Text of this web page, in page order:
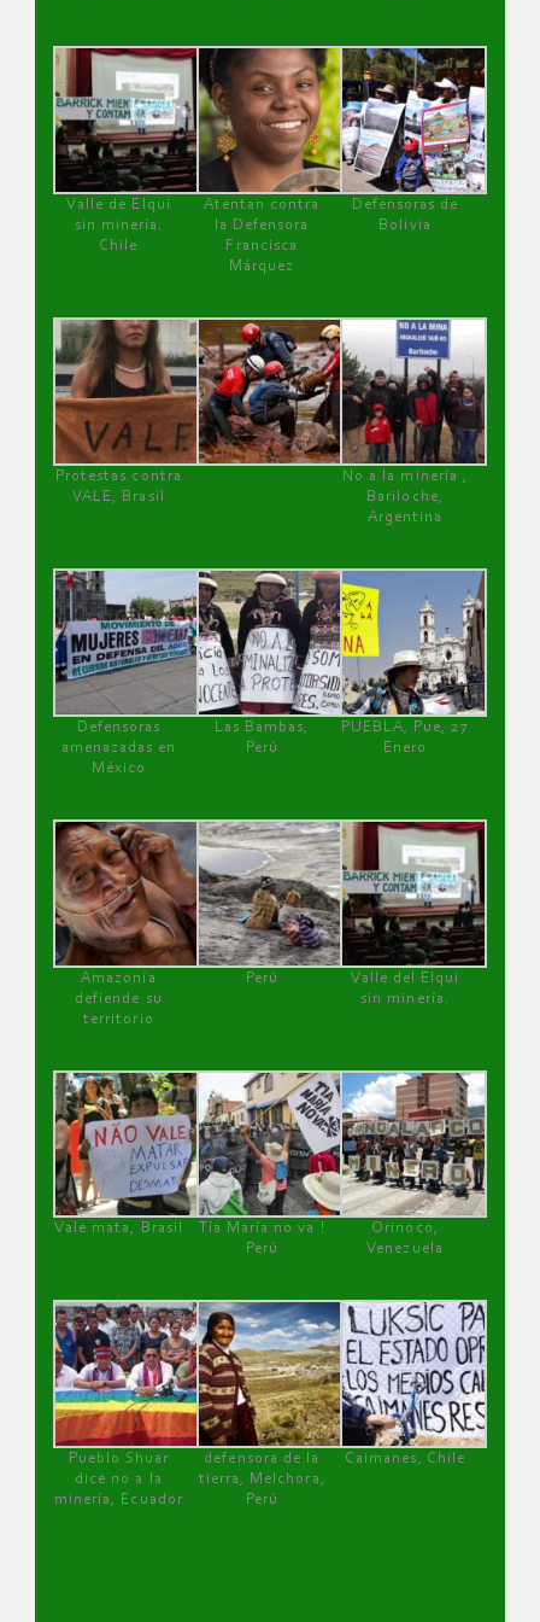
Valle de Elqui
sin minería.
Chile
Atentan contra
la Defensora
Francisca
Márquez
Defensoras de
Bolivia
Protestas contra
VALE, Brasil
No a la minería ,
Bariloche,
Argentina
Defensoras
amenazadas en
México
Las Bambas,
Perú
PUEBLA, Pue, 27
Enero
Amazonía
defiende su
territorio
Perú
Valle del Elqui
sin minería.
Vale mata, Brasil
Tía María no va !
Perú
Orinoco,
Venezuela
Pueblo Shuar
dice no a la
minería, Ecuador
defensora de la
tierra, Melchora,
Perú
Caimanes, Chile